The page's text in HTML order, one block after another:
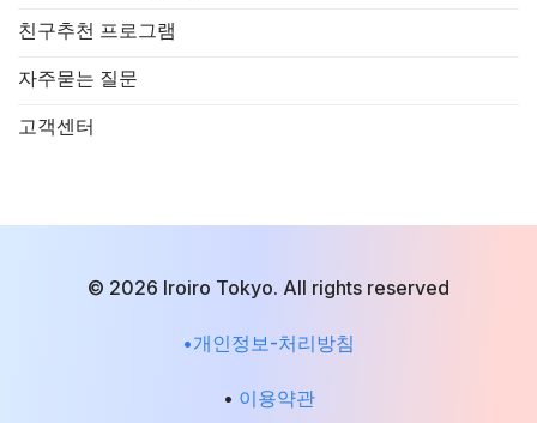
친구추천 프로그램
자주묻는 질문
고객센터
© 2026 Iroiro Tokyo. All rights reserved
•개인정보-처리방침
• 이용약관